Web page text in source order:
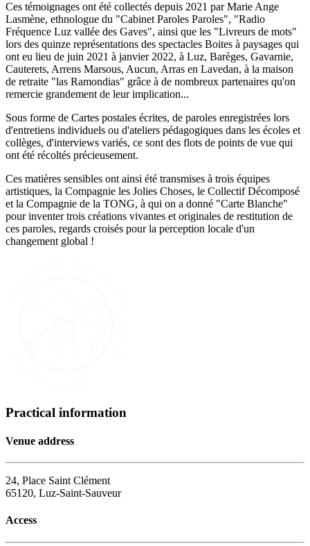
Ces témoignages ont été collectés depuis 2021 par Marie Ange
Lasmène, ethnologue du "Cabinet Paroles Paroles", "Radio
Fréquence Luz vallée des Gaves", ainsi que les "Livreurs de mots"
lors des quinze représentations des spectacles Boites à paysages qui
ont eu lieu de juin 2021 à janvier 2022, à Luz, Barèges, Gavarnie,
Cauterets, Arrens Marsous, Aucun, Arras en Lavedan, à la maison
de retraite "las Ramondias" grâce à de nombreux partenaires qu'on
remercie grandement de leur implication...
Sous forme de Cartes postales écrites, de paroles enregistrées lors
d'entretiens individuels ou d'ateliers pédagogiques dans les écoles et
collèges, d'interviews variés, ce sont des flots de points de vue qui
ont été récoltés précieusement.
Ces matières sensibles ont ainsi été transmises à trois équipes
artistiques, la Compagnie les Jolies Choses, le Collectif Décomposé
et la Compagnie de la TONG, à qui on a donné "Carte Blanche"
pour inventer trois créations vivantes et originales de restitution de
ces paroles, regards croisés pour la perception locale d'un
changement global !
Practical information
Venue address
24, Place Saint Clément
65120, Luz-Saint-Sauveur
Access